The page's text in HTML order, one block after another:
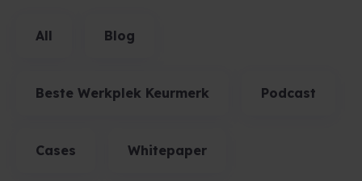
All Blog
Beste Werkplek Keurmerk Podcast
Cases Whitepaper